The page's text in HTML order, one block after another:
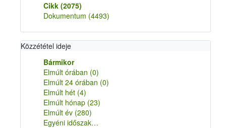
Cikk (2075)
Dokumentum (4493)
Közzététel ideje
Bármikor
Elmúlt órában (0)
Elmúlt 24 órában (0)
Elmúlt hét (4)
Elmúlt hónap (23)
Elmúlt év (280)
Egyéni időszak…